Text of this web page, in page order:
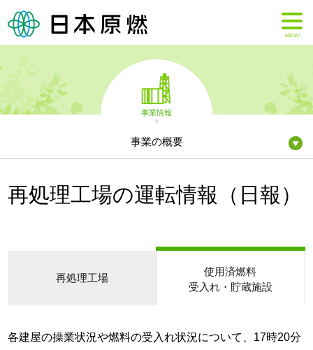
MENU
事業情報
事業の概要
再処理工場の運転情報（日報）
再処理工場
使用済燃料
受入れ・貯蔵施設
各建屋の操業状況や燃料の受入れ状況について、17時20分